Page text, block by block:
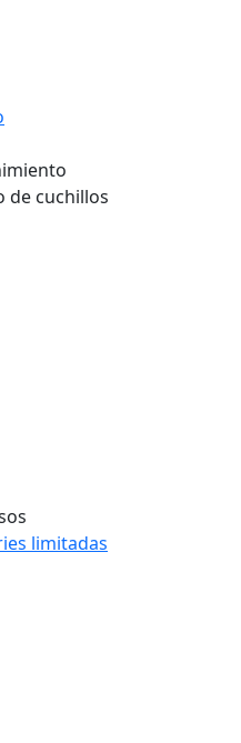
de cuchillos
limitadas